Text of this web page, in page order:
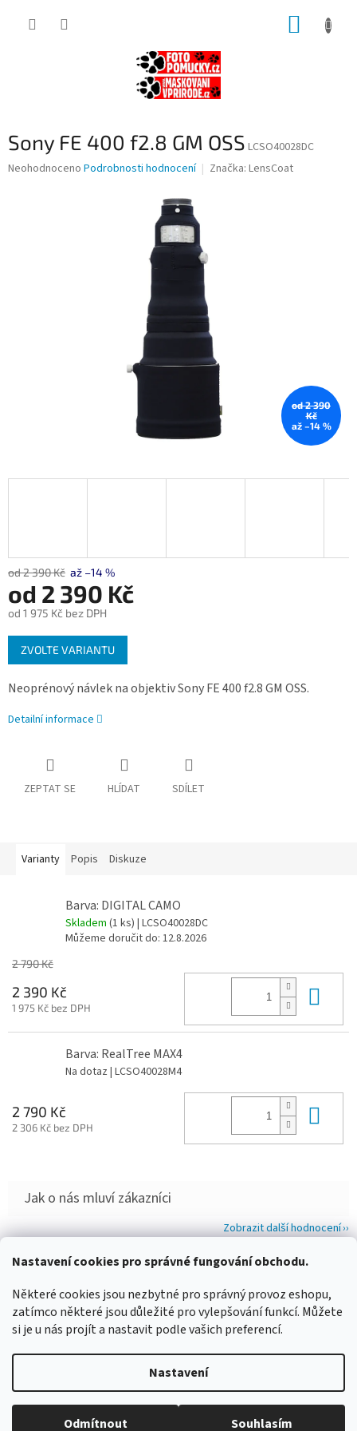
Nastavení cookies pro správné fungování obchodu.
Některé cookies jsou nezbytné pro správný provoz eshopu,
zatímco některé jsou důležité pro vylepšování funkcí. Můžete
si je u nás projít a nastavit podle vašich preferencí.
Nastavení
Odmítnout Souhlasím
Sony FE 400 f2.8 GM OSS LCSO40028DC
Průměrné
Neohodnoceno Podrobnosti hodnocení Značka: LensCoat
od 2 390
Kč
až –14 %
od 2 390 Kč až –14 %
od 2 390 Kč
od 1 975 Kč bez DPH
Měrná
cena:
ZVOLTE VARIANTU
Neoprénový návlek na objektiv Sony FE 400 f2.8 GM OSS.
Detailní informace
ZEPTAT SE HLÍDAT SDÍLET
Varianty Popis Diskuze
Barva: DIGITAL CAMO
Skladem (1 ks) | LCSO40028DC
Můžeme doručit do: 12.8.2026
2 790 Kč
2 390 Kč
1 975 Kč bez DPH
Barva: RealTree MAX4
Na dotaz | LCSO40028M4
2 790 Kč
2 306 Kč bez DPH
Zobrazit další hodnocení
Copyright 2026www.maskovanivprirode.cz. Všechna práva
vyhrazena.
Upravit nastavení cookies